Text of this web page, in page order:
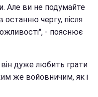
Але ви не подумайте
останню чергу, після
- пояснює
він дуже любить грати
же войовничим, як і